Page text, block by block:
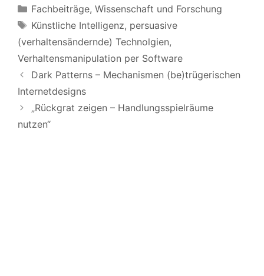
Kategorien
Fachbeiträge, Wissenschaft und Forschung
Schlagwörter
Künstliche Intelligenz, persuasive
(verhaltensändernde) Technolgien,
Verhaltensmanipulation per Software
Dark Patterns – Mechanismen (be)trügerischen
Internetdesigns
„Rückgrat zeigen – Handlungsspielräume
nutzen“